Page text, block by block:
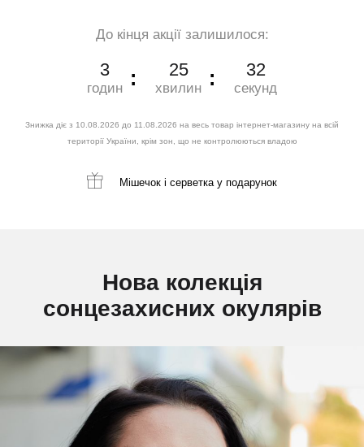
До кінця акції залишилося:
3
годин
25
хвилин
31
секунд
Знижка діє з 10.08.2026 до 11.08.2026 на весь товар інтернет-магазину на всій
території України, крім зон, що не контролюються владою
Мішечок і серветкау подарунок
Нова колекція
сонцезахисних окулярів